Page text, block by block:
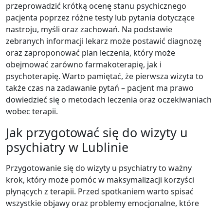
przeprowadzić krótką ocenę stanu psychicznego
pacjenta poprzez różne testy lub pytania dotyczące
nastroju, myśli oraz zachowań. Na podstawie
zebranych informacji lekarz może postawić diagnozę
oraz zaproponować plan leczenia, który może
obejmować zarówno farmakoterapię, jak i
psychoterapię. Warto pamiętać, że pierwsza wizyta to
także czas na zadawanie pytań – pacjent ma prawo
dowiedzieć się o metodach leczenia oraz oczekiwaniach
wobec terapii.
Jak przygotować się do wizyty u
psychiatry w Lublinie
Przygotowanie się do wizyty u psychiatry to ważny
krok, który może pomóc w maksymalizacji korzyści
płynących z terapii. Przed spotkaniem warto spisać
wszystkie objawy oraz problemy emocjonalne, które